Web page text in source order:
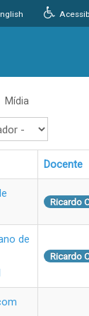
Mídia
Docente
Ricardo
de
Ricardo